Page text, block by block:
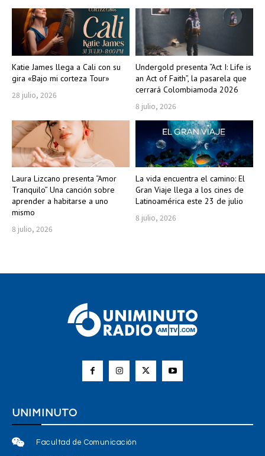
Katie James llega a Cali con su
gira «Bajo mi corteza Tour»
28 julio, 2026
Undergold presenta “Act I: Life is
an Act of Faith”, la pasarela que
cerrará Colombiamoda 2026
8 julio, 2026
Laura Lizcano presenta “Amor
Tranquilo” Una canción sobre
aprender a habitarse a uno
mismo
8 julio, 2026
La vida encuentra el camino: El
Gran Viaje llega a los cines de
Latinoamérica este 23 de julio
8 julio, 2026
UNIMINUTO
Facultad de Comunicación